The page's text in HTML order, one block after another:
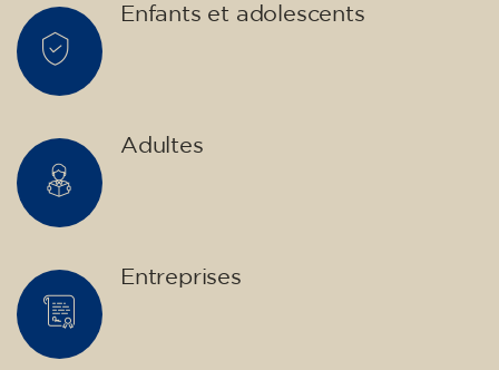
Enfants et adolescents
Adultes
Entreprises